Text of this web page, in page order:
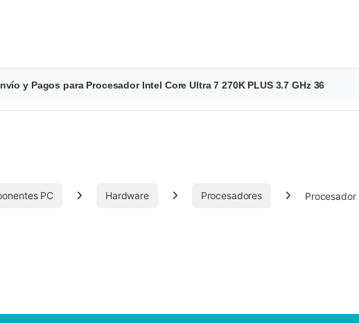
y Pagos para Procesador Intel Core Ultra 7 270K PLUS 3.7 GHz 36
PC Hardware Procesadores Procesador